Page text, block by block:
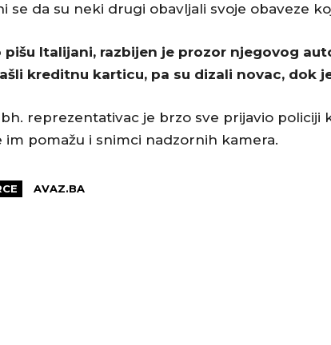
se da su neki drugi obavljali svoje obaveze
pišu Italijani, razbijen je prozor njegovog
kreditnu karticu, pa su dizali novac, dok
bh. reprezentativac je brzo sve prijavio policiji
im pomažu i snimci nadzornih kamera.
AVAZ.BA